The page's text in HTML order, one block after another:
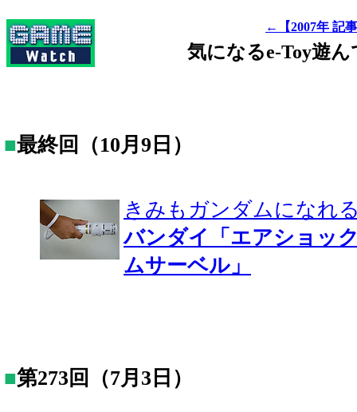
←【2007年 記
気になるe-Toy遊
■最終回（10月9日）
きみもガンダムになれ
バンダイ「エアショッ
ムサーベル」
■第273回（7月3日）